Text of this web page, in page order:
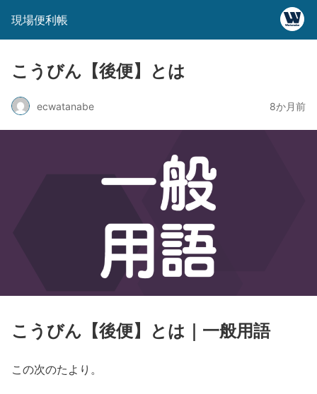
現場便利帳
こうびん【後便】とは
ecwatanabe 8か月前
こうびん【後便】とは｜一般用語
この次のたより。